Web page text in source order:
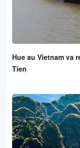
Hue au Vietnam va
Tien